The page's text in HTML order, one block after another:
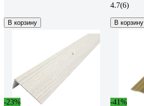
В корзину
4.7(6)
В корзину
-23% -41%